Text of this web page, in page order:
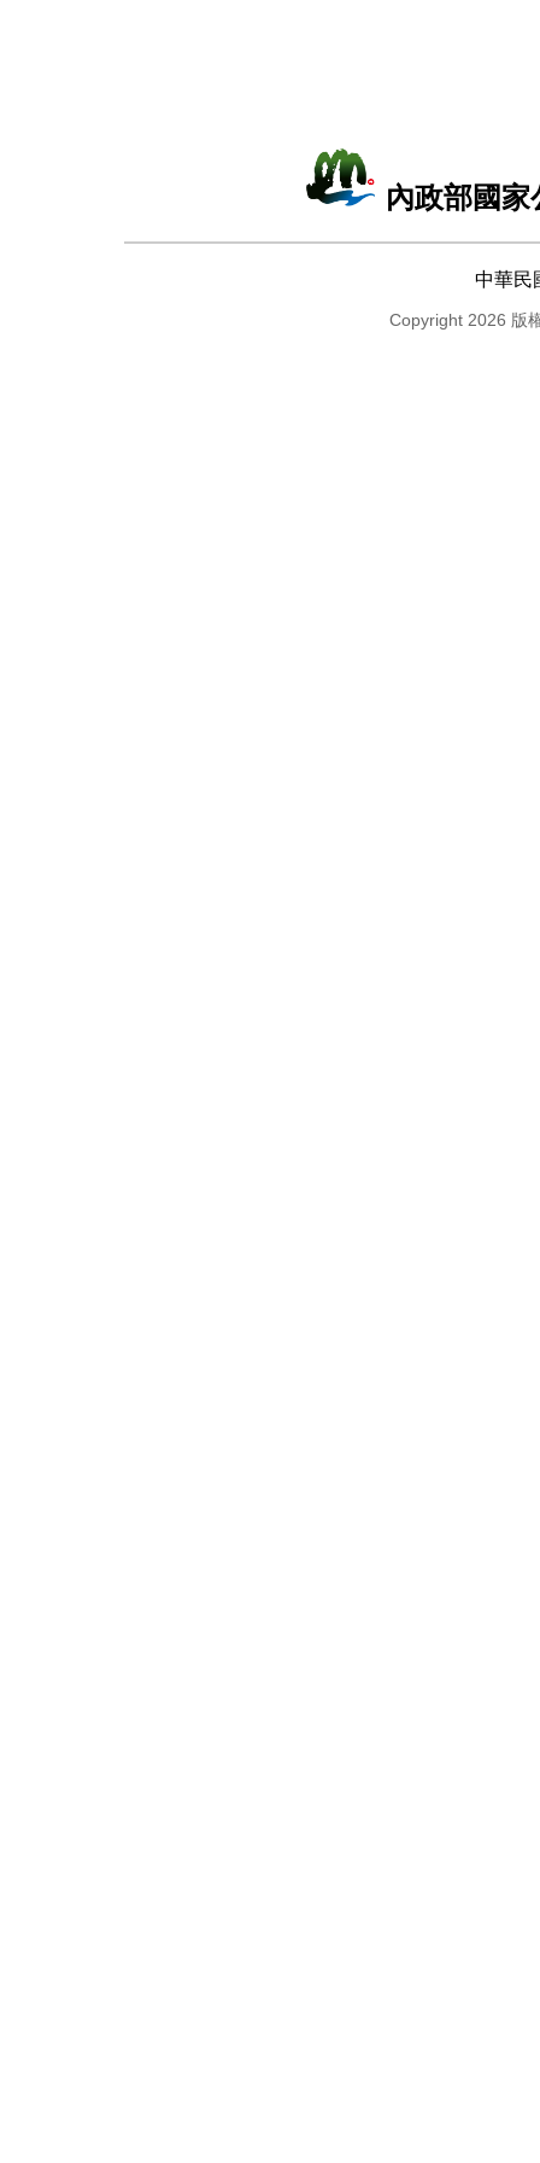
內政部國
中華民
Copyright 2026 版